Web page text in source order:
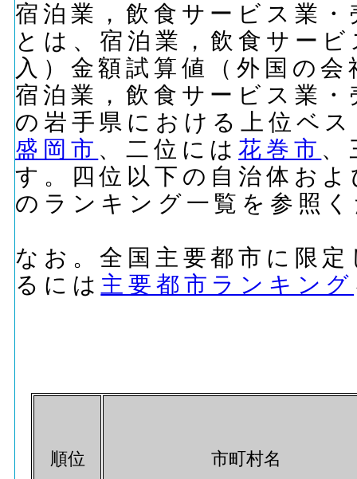
宿泊業，飲食サービス業
とは、宿泊業，飲食サー
入）金額試算値（外国の
宿泊業，飲食サービス業
の岩手県における上位ベ
盛岡市 、二位には花巻市 、
す。四位以下の自治体お
のランキング一覧を参照
なお。全国主要都市に限
るには 主要都市ランキング
順位 市町村名